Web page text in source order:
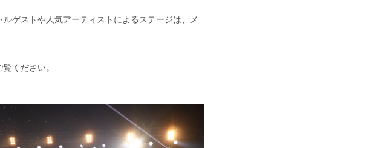
ゲストや人気アーティストによるステージは、メ
ください。